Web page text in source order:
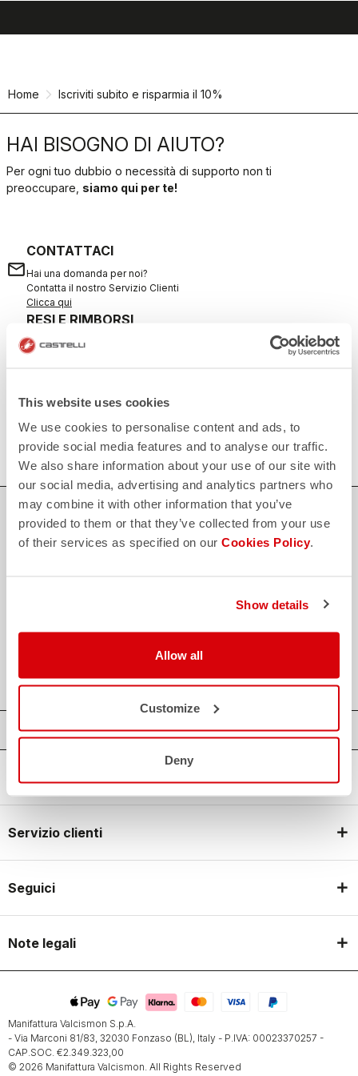
This website uses cookies
We use cookies to personalise content and ads, to
provide social media features and to analyse our traffic.
We also share information about your use of our site with
our social media, advertising and analytics partners who
may combine it with other information that you’ve
provided to them or that they’ve collected from your use
of their services as specified on our Cookies Policy.
Show details
Allow all
Customize
Deny
Home Iscriviti subito e risparmia il 10%
HAI BISOGNO DI AIUTO?
Per ogni tuo dubbio o necessità di supporto non ti
preoccupare, siamo qui per te!
email
CONTATTACI
Hai una domanda per noi?
Contatta il nostro Servizio Clienti
Clicca qui
replay
RESI E RIMBORSI
Reso dell'ordine garantito
entro 30 giorni dalla data di consegna
quiz
Nessun problema, abbiamo tutte le risposte!
Clicca qui
ACQUISTA IN SICUREZZA
Il supporto di cui hai bisogno, con la qualità Castelli in ogni
GARANZIA E QUALITA' CASTELLI
Castelli World
Servizio clienti
Seguici
Note legali
Manifattura Valcismon S.p.A.
- Via Marconi 81/83, 32030 Fonzaso (BL), Italy - P.IVA: 00023370257 -
CAP.SOC. €2.349.323,00
© 2026 Manifattura Valcismon. All Rights Reserved